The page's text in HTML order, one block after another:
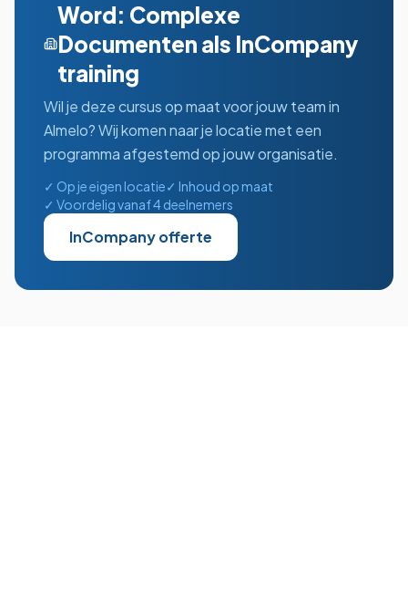
Word: Complexe
Documenten als InCompany
training
Wil je deze cursus op maat voor jouw team in
Almelo? Wij komen naar je locatie met een
programma afgestemd op jouw organisatie.
✓ Op je eigen locatie✓ Inhoud op maat
✓ Voordelig vanaf 4 deelnemers
InCompany offerte